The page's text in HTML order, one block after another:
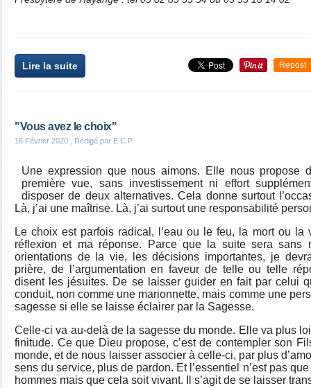
Lire la suite Repost
"Vous avez le choix"
16 Février 2020 , Rédigé par E.C.P.
Une expression que nous aimons. Elle nous propose
première vue, sans investissement ni effort
disposer de deux alternatives. Cela donne surtout
Là, j’ai une maîtrise. Là, j’ai surtout une responsabilité
Le choix est parfois radical, l’eau ou le feu, la mort ou la
réflexion et ma réponse. Parce que la suite sera sans
orientations de la vie, les décisions importantes, je
prière, de l’argumentation en faveur de telle ou telle
disent les jésuites. De se laisser guider en fait par celui
conduit, non comme une marionnette, mais comme une
sagesse si elle se laisse éclairer par la Sagesse.
Celle-ci va au-delà de la sagesse du monde. Elle va plus
finitude. Ce que Dieu propose, c’est de contempler son
monde, et de nous laisser associer à celle-ci, par plus
sens du service, plus de pardon. Et l’essentiel n’est pas
hommes mais que cela soit vivant. Il s’agit de se laisser